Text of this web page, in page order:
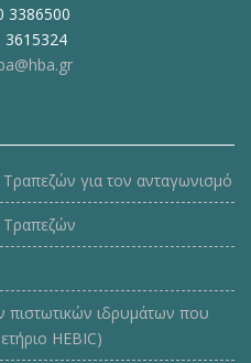
3386500
3615324
Τραπεζών για τον ανταγωνισμό
Τραπεζών
πιστωτικών ιδρυμάτων που
HEBIC)